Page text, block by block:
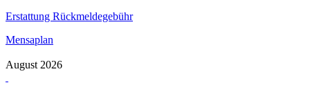
Erstattung Rückmeldegebühr
Mensaplan
August 2026